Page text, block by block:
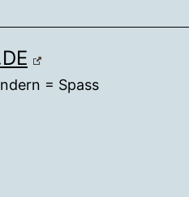
= Spass